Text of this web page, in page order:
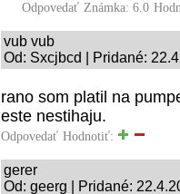
Odpovedať Známka: 6.0
vub vub
Od: Sxcjbcd | Pridané:
rano som platil na
este nestihaju.
Odpovedať Hodnotiť:
gerer
Od: geerg | Pridané: